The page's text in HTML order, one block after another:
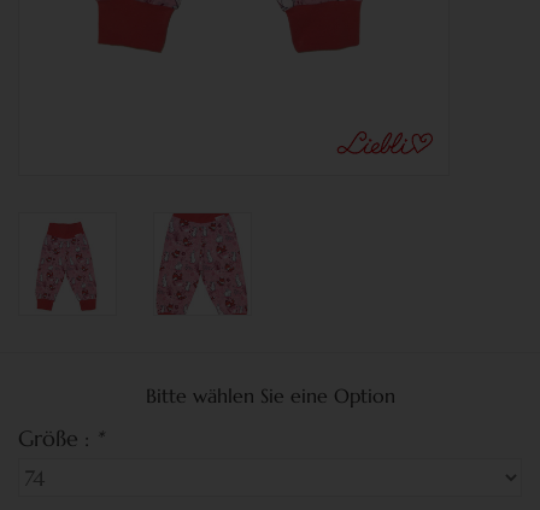
Bitte wählen Sie eine Option
Größe : *